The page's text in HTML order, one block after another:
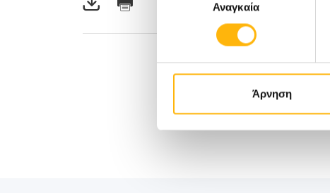
συγκατάθεσηςΑναγκαία
Άρνηση